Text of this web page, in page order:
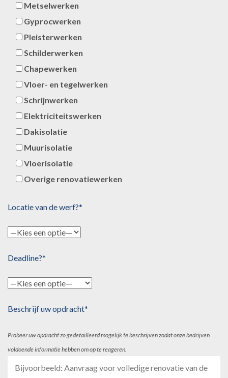
Metselwerken
Gyprocwerken
Pleisterwerken
Schilderwerken
Chapewerken
Vloer- en tegelwerken
Schrijnwerken
Elektriciteitswerken
Dakisolatie
Muurisolatie
Vloerisolatie
Overige renovatiewerken
Locatie van de werf?*
Deadline?*
Beschrijf uw opdracht*
Probeer uw opdracht zo gedetailleerd mogelijk te beschrijven zodat onze bedrijven
voldoende informatie hebben om op te reageren.